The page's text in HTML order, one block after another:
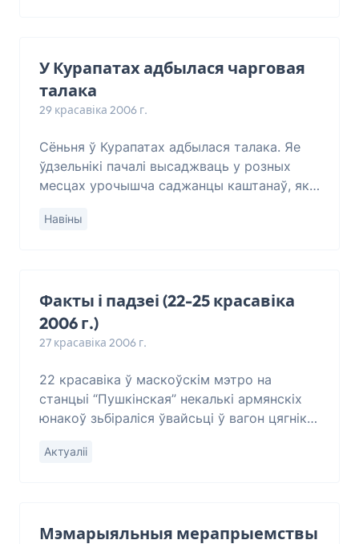
У Курапатах адбылася чарговая
талака
29 красавіка 2006 г.
Сёньня ў Курапатах адбылася талака. Яе
ўдзельнікі пачалі высаджваць у розных
месцах урочышча саджанцы каштанаў, які
80-гадовы спадар Аляксандар зь Мёраў
Навіны
Факты і падзеі (22-25 красавіка
2006 г.)
27 красавіка 2006 г.
22 красавіка ў маскоўскім мэтро на
станцыі “Пушкінская” некалькі армянскіх
юнакоў зьбіраліся ўвайсьці ў вагон цягніка,
На іх напала банда мясцовых
Актуаліі
Мэмарыяльныя мерапрыемствы